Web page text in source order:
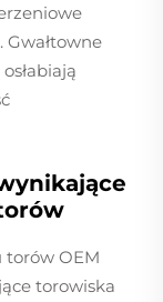
Gwałtowne
torów OEM
torowiska